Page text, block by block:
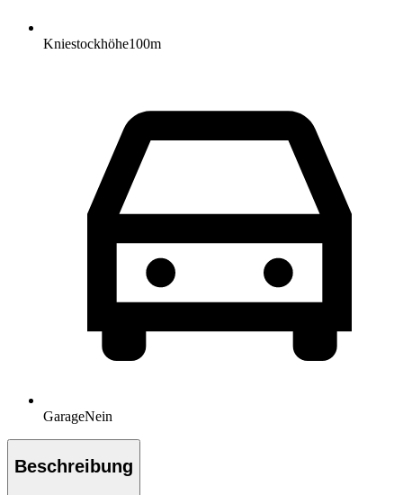
Kniestockhöhe100m
GarageNein
Beschreibung